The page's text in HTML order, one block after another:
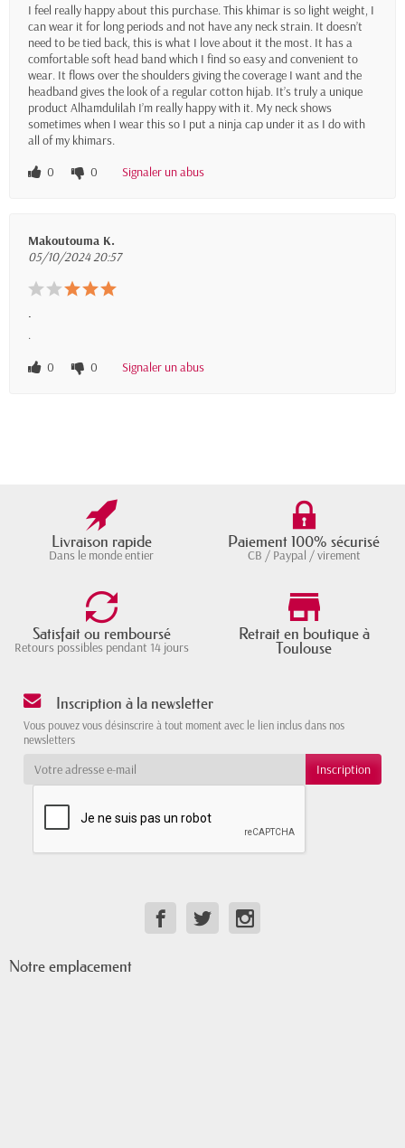
I feel really happy about this purchase. This khimar is so light weight, I
can wear it for long periods and not have any neck strain. It doesn’t
need to be tied back, this is what I love about it the most. It has a
comfortable soft head band which I find so easy and convenient to
wear. It flows over the shoulders giving the coverage I want and the
headband gives the look of a regular cotton hijab. It’s truly a unique
product Alhamdulilah I’m really happy with it. My neck shows
sometimes when I wear this so I put a ninja cap under it as I do with
all of my khimars.
0
0 Signaler un abus
Makoutouma K.
05/10/2024 20:57
.
0
0 Signaler un abus
Livraison rapide
Dans le monde entier
Paiement 100% sécurisé
CB / Paypal / virement
Satisfait ou remboursé
Retours possibles pendant 14 jours
Retrait en boutique à
Toulouse
Inscription à la newsletter
Vous pouvez vous désinscrire à tout moment avec le lien inclus dans nos
newsletters
Notre emplacement